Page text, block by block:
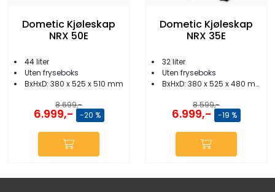
Dometic Kjøleskap
NRX 50E
44 liter
Uten fryseboks
BxHxD: 380 x 525 x 510 mm
8.699,-
6.999,- -20 %
Dometic Kjøleskap
NRX 35E
32 liter
Uten fryseboks
BxHxD: 380 x 525 x 480 mm
8.599,-
6.999,- -19 %